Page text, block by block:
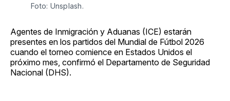
Foto: Unsplash.
Agentes de Inmigración y Aduanas (ICE) estarán
presentes en los partidos del Mundial de Fútbol 2026
cuando el torneo comience en Estados Unidos el
próximo mes, confirmó el Departamento de Seguridad
Nacional (DHS).